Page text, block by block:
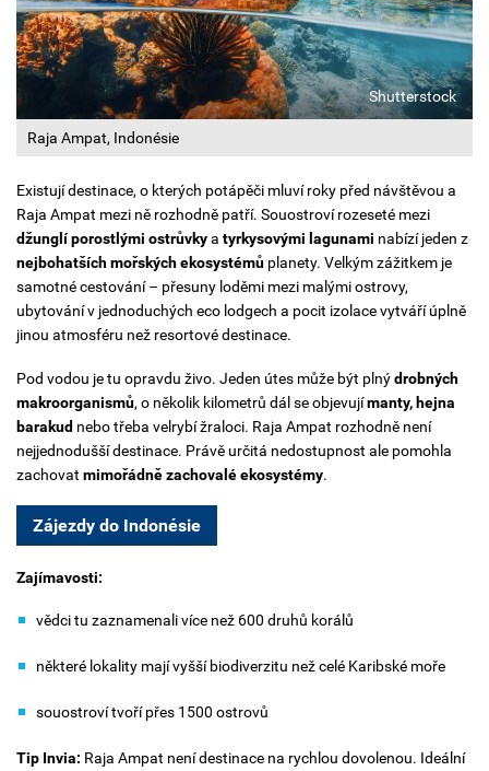
Raja Ampat, Indonésie
Shutterstock
Existují destinace, o kterých potápěči mluví roky před návštěvou a
Raja Ampat mezi ně rozhodně patří. Souostroví rozeseté mezi
džunglí porostlými ostrůvkya tyrkysovými lagunami nabízí jeden z
nejbohatších mořských ekosystémů planety. Velkým zážitkem je
samotné cestování – přesuny loděmi mezi malými ostrovy,
ubytování v jednoduchých eco lodgech a pocit izolace vytváří úplně
jinou atmosféru než resortové destinace.
Pod vodou je tu opravdu živo. Jeden útes může být plnýdrobných
makroorganismů, o několik kilometrů dál se objevujímanty, hejna
barakud nebo třeba velrybí žraloci. Raja Ampat rozhodně není
nejjednodušší destinace. Právě určitá nedostupnost ale pomohla
zachovat mimořádně zachovalé ekosystémy.
Zájezdy do Indonésie
Zajímavosti:
vědci tu zaznamenali více než 600 druhů korálů
některé lokality mají vyšší biodiverzitu než celé Karibské moře
souostroví tvoří přes 1500 ostrovů
Tip Invia: Raja Ampat není destinace na rychlou dovolenou. Ideální